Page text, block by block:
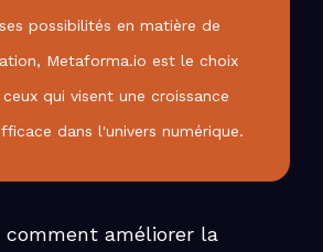
possibilités en matière de
Metaforma.io est le choix
qui visent une croissance
dans l'univers numérique.
comment améliorer la